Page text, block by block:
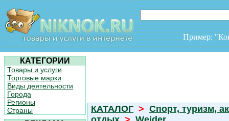
Пример:
КАТЕГОРИИ
Товары и услуги
Торговые марки
Виды деятельности
Города
Регионы
Страны
КАТАЛОГ > Спорт, туризм,